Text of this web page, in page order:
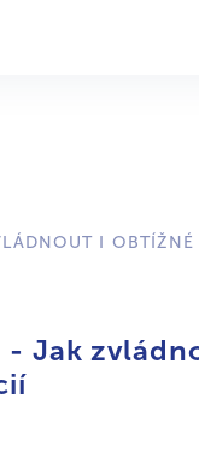
I OBTÍŽNÉ
- Jak